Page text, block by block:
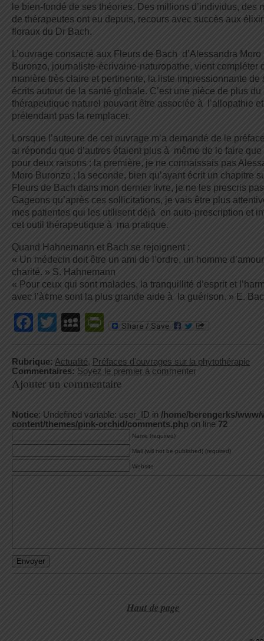
le bien-fondé de ses théories. Des millions d’individus, des
de thérapeutes ont eu depuis, recours avec succès aux
floraux du Dr Bach.
L’ouvrage consacré aux Fleurs de Bach d’Alessandra Moro
Buronzo, journaliste-écrivaine-naturopathe, vient compléter
manière très claire et pertinente, la liste impressionnante de
écrits autour de la santé globale. C’est une pièce de plus du
thérapeutique naturel pouvant être associée à l’allopathie
prétendant pas la remplacer.
Lorsque l’auteure de cet ouvrage m’a demandé de le
ai répondu que d’autres étaient plus à même de le faire que
pour deux raisons : la première, je ne connaissais pas
Moro Buronzo ; la seconde, bien qu’ayant écrit un chapitre
Fleurs de Bach dans mon dernier livre, je ne les prescris
Gageons qu’après ces sollicitations, je vais être plus
mes patientes qui les utilisent déjà en auto-prescription et
cet outil thérapeutique à ma pratique.
Quand Hahnemann et Bach se rejoignent :
« Un médecin doit être un ami de l’ordre, un homme
charité. » S. Hahnemann
« Pour ceux qui sont malades, la tranquillité d’esprit et
avec l’à¢me sont la plus grande aide à la guérison. » E.
Facebook
TwitterMySpace
PrintFriendly
Rubrique: Actualité, Préfaces d'ouvrages sur la phytothérapie
Commentaires: Soyez le premier à commenter
Ajouter un commentaire
Notice: Undefined variable: user_ID in /home/berengerks/www/
content/themes/pink-orchid/comments.php on line 72
Name (required)
Mail (will not be published) (required)
Website
Haut de page